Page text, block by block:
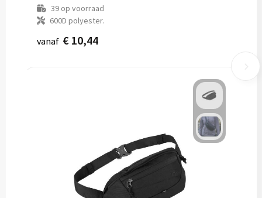
39op voorraad
600D polyester.
vanaf € 10,44